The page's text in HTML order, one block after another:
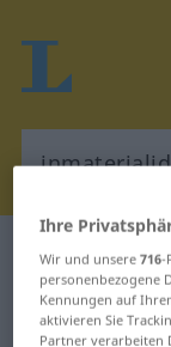
Spanisch-
Ihre
Wir und unsere716-
personenbezogene
Kennungen auf
aktivieren Sie
Partner verarbeiten